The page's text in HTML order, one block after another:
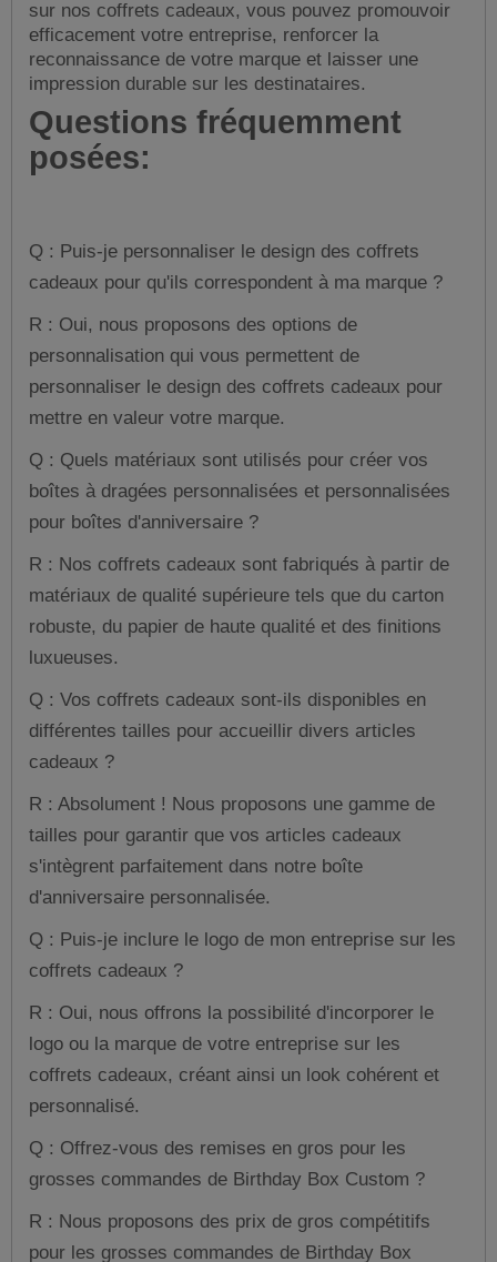
sur nos coffrets cadeaux, vous pouvez promouvoir
efficacement votre entreprise, renforcer la
reconnaissance de votre marque et laisser une
impression durable sur les destinataires.
Questions fréquemment
posées:
Q : Puis-je personnaliser le design des coffrets
cadeaux pour qu'ils correspondent à ma marque ?
R : Oui, nous proposons des options de
personnalisation qui vous permettent de
personnaliser le design des coffrets cadeaux pour
mettre en valeur votre marque.
Q : Quels matériaux sont utilisés pour créer vos
boîtes à dragées personnalisées et personnalisées
pour boîtes d'anniversaire ?
R : Nos coffrets cadeaux sont fabriqués à partir de
matériaux de qualité supérieure tels que du carton
robuste, du papier de haute qualité et des finitions
luxueuses.
Q : Vos coffrets cadeaux sont-ils disponibles en
différentes tailles pour accueillir divers articles
cadeaux ?
R : Absolument ! Nous proposons une gamme de
tailles pour garantir que vos articles cadeaux
s'intègrent parfaitement dans notre boîte
d'anniversaire personnalisée.
Q : Puis-je inclure le logo de mon entreprise sur les
coffrets cadeaux ?
R : Oui, nous offrons la possibilité d'incorporer le
logo ou la marque de votre entreprise sur les
coffrets cadeaux, créant ainsi un look cohérent et
personnalisé.
Q : Offrez-vous des remises en gros pour les
grosses commandes de Birthday Box Custom ?
R : Nous proposons des prix de gros compétitifs
pour les grosses commandes de Birthday Box